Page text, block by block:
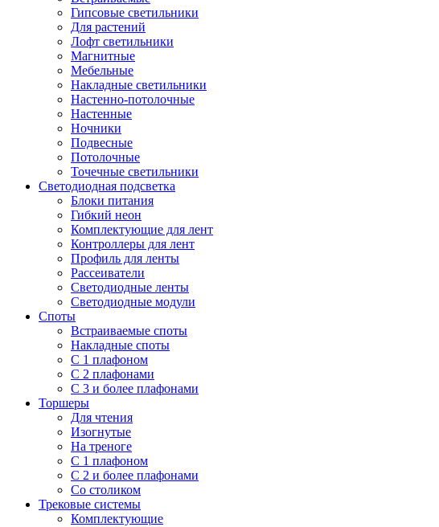
Гипсовые светильники
Для растений
Лофт светильники
Магнитные
Мебельные
Накладные светильники
Настенно-потолочные
Настенные
Ночники
Подвесные
Потолочные
Точечные светильники
Светодиодная подсветка
Блоки питания
Гибкий неон
Комплектующие для лент
Контроллеры для лент
Профиль для ленты
Рассеиватели
Светодиодные ленты
Светодиодные модули
Споты
Встраиваемые споты
Накладные споты
С 1 плафоном
С 2 плафонами
С 3 и более плафонами
Торшеры
Для чтения
Изогнутые
На треноге
С 1 плафоном
С 2 и более плафонами
Со столиком
Трековые системы
Комплектующие